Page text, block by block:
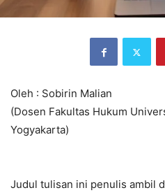
Oleh : Sobirin Malian
(Dosen Fakultas Hukum
Yogyakarta)
Judul tulisan ini penulis ambil